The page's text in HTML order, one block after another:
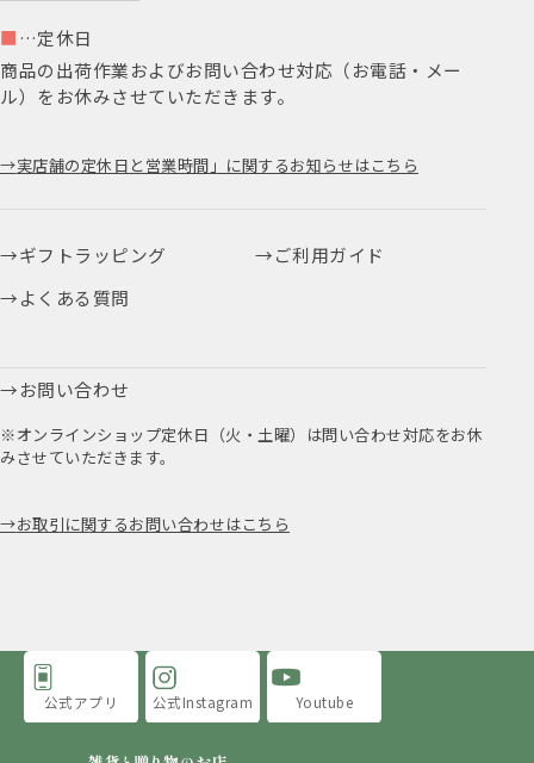
■ …定休日
商品の出荷作業およびお問い合わせ対応（お電話・メー
ル）をお休みさせていただきます。
実店舗の定休日と営業時間」に関するお知らせはこちら
ギフトラッピング
ご利用ガイド
よくある質問
お問い合わせ
※オンラインショップ定休日（火・土曜）は問い合わせ対応をお休
みさせていただきます。
お取引に関するお問い合わせはこちら
公式アプリ 公式Instagram Youtube